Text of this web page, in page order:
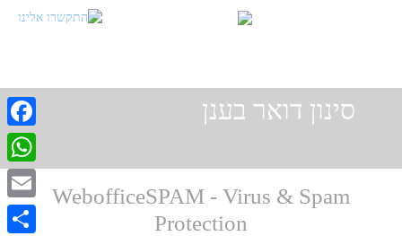
סינון דואר בענן
WebofficeSPAM - Virus & Spam
Protection
Email